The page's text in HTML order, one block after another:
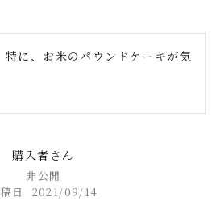
特に、お米のパウンドケーキが気
購入者
非公開
日
2021/09/14